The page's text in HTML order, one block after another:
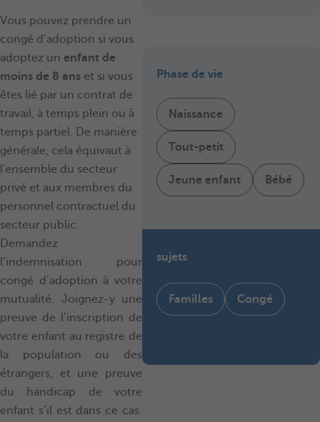
Vous pouvez prendre un
congé d’adoption si vous
adoptez un enfant de
moins de 8 ans et si vous
êtes lié par un contrat de
travail, à temps plein ou à
temps partiel. De manière
générale, cela équivaut à
l'ensemble du secteur
privé et aux membres du
personnel contractuel du
secteur public.
Demandez
l’indemnisation pour
congé d’adoption à votre
mutualité. Joignez-y une
preuve de l’inscription de
votre enfant au registre de
la population ou des
étrangers, et une preuve
du handicap de votre
enfant s’il est dans ce cas.
Phase de vie
Naissance
Tout-petit
Jeune enfant Bébé
sujets
Familles Congé